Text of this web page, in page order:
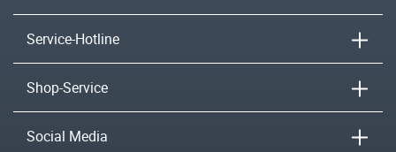
Service-Hotline
Shop-Service
Social Media